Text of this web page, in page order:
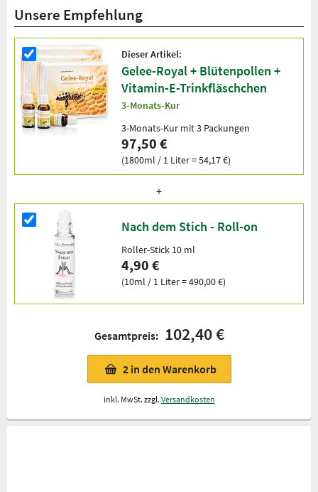
Unsere Empfehlung
Dieser Artikel:
Gelee-Royal + Blütenpollen +
Vitamin-E-Trinkfläschchen
3-Monats-Kur
3-Monats-Kur mit 3 Packungen
97,50 €
(1800ml / 1 Liter = 54,17 €)
Nach dem Stich - Roll-on
Roller-Stick 10 ml
4,90 €
(10ml / 1 Liter = 490,00 €)
Gesamtpreis: 102,40 €
2 in den Warenkorb
inkl. MwSt. zzgl. Versandkosten